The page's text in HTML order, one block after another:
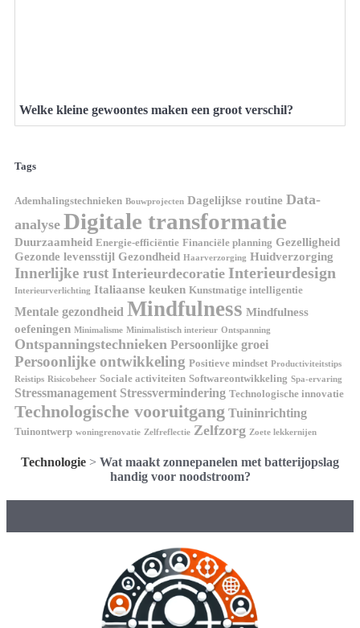
Welke kleine gewoontes maken een groot verschil?
Tags
Ademhalingstechnieken Bouwprojecten Dagelijkse routine Data-
analyse Digitale transformatie
Duurzaamheid Energie-efficiëntie Financiële planning Gezelligheid
Gezonde levensstijl Gezondheid Haarverzorging Huidverzorging
Innerlijke rust Interieurdecoratie Interieurdesign
Interieurverlichting Italiaanse keuken Kunstmatige intelligentie
Mentale gezondheid Mindfulness Mindfulness
oefeningen Minimalisme Minimalistisch interieur Ontspanning
Ontspanningstechnieken Persoonlijke groei
Persoonlijke ontwikkeling Positieve mindset Productiviteitstips
Reistips Risicobeheer Sociale activiteiten Softwareontwikkeling Spa-ervaring
Stressmanagement Stressvermindering Technologische innovatie
Technologische vooruitgang Tuininrichting
Tuinontwerp woningrenovatie Zelfreflectie Zelfzorg Zoete lekkernijen
Technologie > Wat maakt zonnepanelen met batterijopslag
handig voor noodstroom?